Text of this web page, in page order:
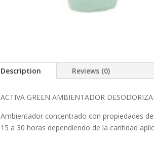
Description Reviews (0)
ACTIVA GREEN AMBIENTADOR
Ambientador concentrado con propiedades
15 a 30 horas dependiendo de la cantidad